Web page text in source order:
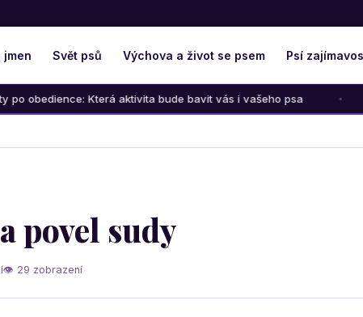
jmen Svět psů Výchova a život se psem Psí
Která aktivita bude bavit vás i vašeho psa Péče o
povel sudy
👁 29 zobrazení